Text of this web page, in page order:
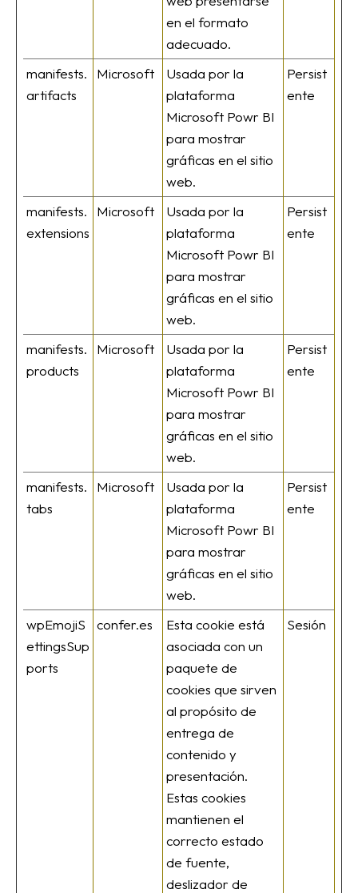
en el formato
adecuado.
manifests.
artifacts
Microsoft
Usada por la
plataforma
Microsoft Powr BI
para mostrar
gráficas en el sitio
web.
Persist
ente
manifests.
extensions
Microsoft
Usada por la
plataforma
Microsoft Powr BI
para mostrar
gráficas en el sitio
web.
Persist
ente
manifests.
products
Microsoft
Usada por la
plataforma
Microsoft Powr BI
para mostrar
gráficas en el sitio
web.
Persist
ente
manifests.
tabs
Microsoft
Usada por la
plataforma
Microsoft Powr BI
para mostrar
gráficas en el sitio
web.
Persist
ente
wpEmojiS
ettingsSup
ports
confer.es
Esta cookie está
asociada con un
paquete de
cookies que sirven
al propósito de
entrega de
contenido y
presentación.
Estas cookies
mantienen el
correcto estado
de fuente,
deslizador de
Sesión